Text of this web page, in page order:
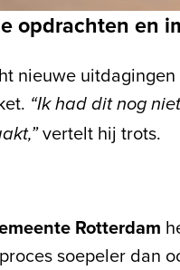
opdrachten en
nieuwe
“Ik had dit nog
vertelt hij trots.
Rotterdam
soepeler dan